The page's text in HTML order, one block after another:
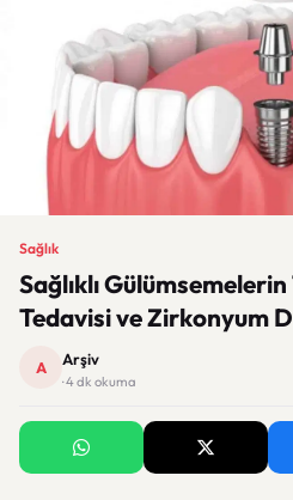
Sağlık
Sağlıklı
Tedavisi ve Zirkonyum
A Arşiv
· 4 dk okuma